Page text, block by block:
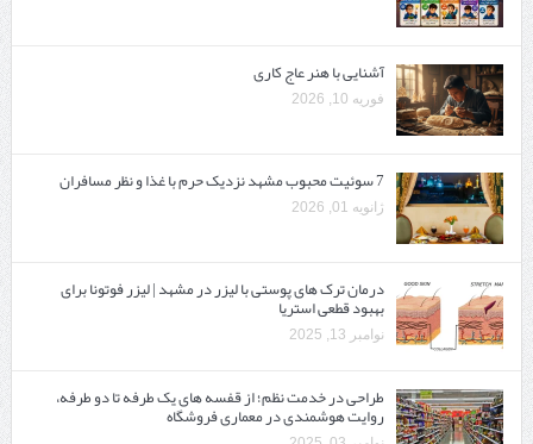
آشنایی با هنر عاج کاری
فوریه 10, 2026
7 سوئیت محبوب مشهد نزدیک حرم با غذا و نظر مسافران
ژانویه 01, 2026
درمان ترک های پوستی با لیزر در مشهد | لیزر فوتونا برای
بهبود قطعی استریا
نوامبر 13, 2025
طراحی در خدمت نظم؛ از قفسه ‌های یک‌ طرفه تا دو طرفه،
روایت هوشمندی در معماری فروشگاه